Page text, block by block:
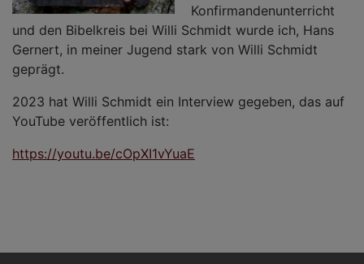
Konfirmandenunterricht
und den Bibelkreis bei Willi Schmidt wurde ich, Hans
Gernert, in meiner Jugend stark von Willi Schmidt
geprägt.
2023 hat Willi Schmidt ein Interview gegeben, das auf
YouTube veröffentlich ist:
https://youtu.be/cOpXI1vYuaE